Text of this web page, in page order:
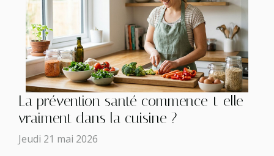
La prévention santé commence-t-elle
vraiment dans la cuisine ?
Jeudi 21 mai 2026